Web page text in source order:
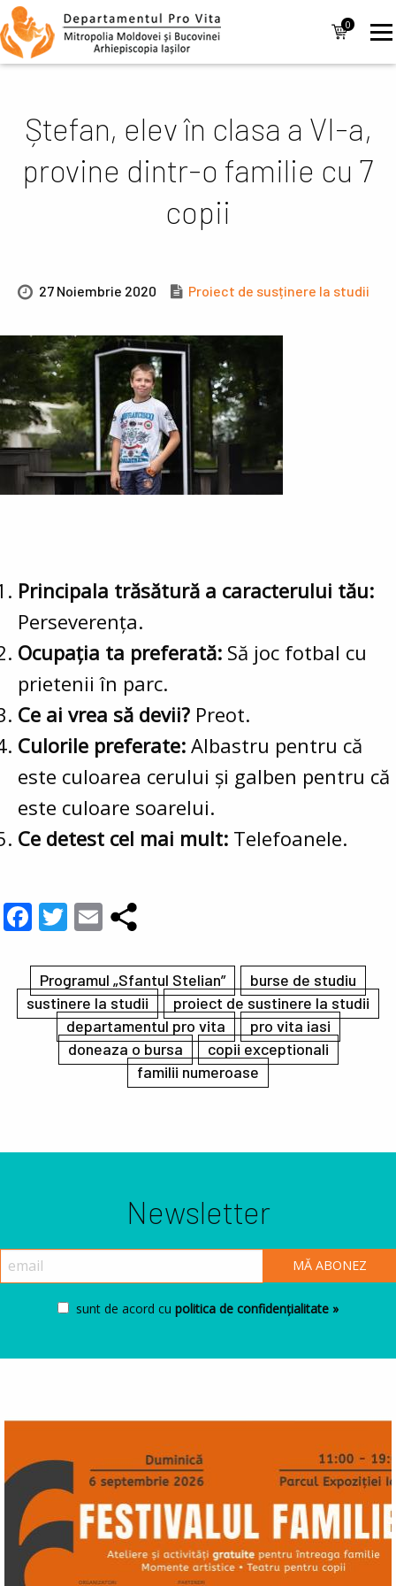
Mergi la conţinutul principal
0
items
Navigare
principală
Ștefan, elev în clasa a VI-a,
provine dintr-o familie cu 7
copii
27 Noiembrie 2020 Proiect de susținere la studii
Principala trăsătură a caracterului tău:
Perseverența.
Ocupația ta preferată: Să joc fotbal cu
prietenii în parc.
Ce ai vrea să devii? Preot.
Culorile preferate: Albastru pentru că
este culoarea cerului și galben pentru că
este culoare soarelui.
Ce detest cel mai mult: Telefoanele.
Facebook
Twitter
Email
Programul „Sfantul Stelian”
burse de studiu
sustinere la studii
proiect de sustinere la studii
departamentul pro vita
pro vita iasi
doneaza o bursa
copii exceptionali
familii numeroase
Newsletter
sunt de acord cu politica de confidențialitate »